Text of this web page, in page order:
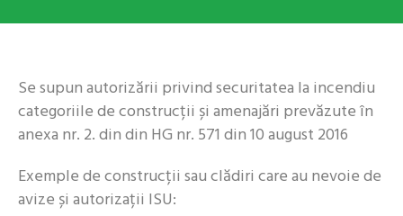
Se supun autorizării privind securitatea la incendiu
categoriile de construcții și amenajări prevăzute în
anexa nr. 2. din din HG nr. 571 din 10 august 2016
Exemple de construcții sau clădiri care au nevoie de
avize și autorizații ISU: